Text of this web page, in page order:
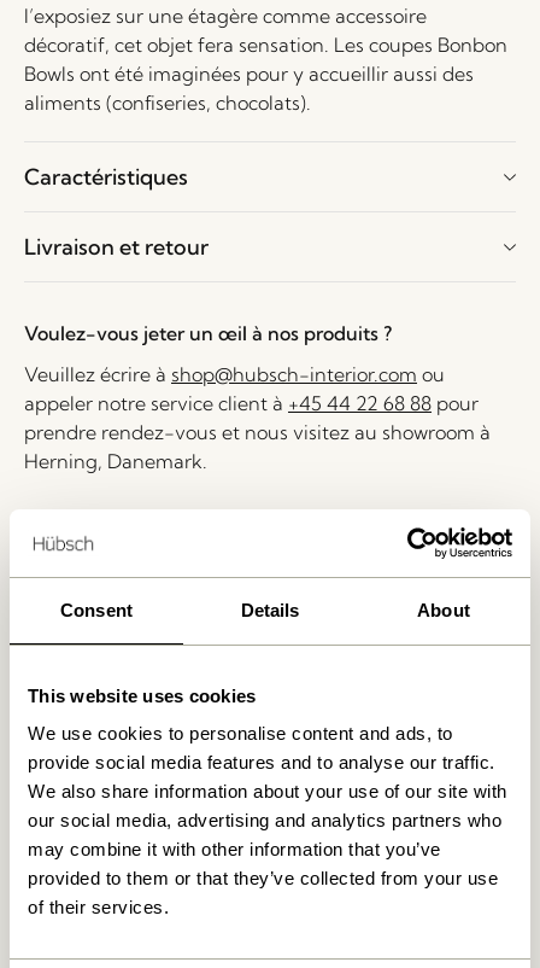
Consent Details About
This website uses cookies
We use cookies to personalise content and ads, to
provide social media features and to analyse our traffic.
We also share information about your use of our site with
our social media, advertising and analytics partners who
may combine it with other information that you’ve
provided to them or that they’ve collected from your use
of their services.
l’exposiez sur une étagère comme accessoire
décoratif, cet objet fera sensation. Les coupes Bonbon
Bowls ont été imaginées pour y accueillir aussi des
aliments (confiseries, chocolats).
Caractéristiques
Livraison et retour
Voulez-vous jeter un œil à nos produits ?
Veuillez écrire à shop@hubsch-interior.com ou
appeler notre service client à +45 44 22 68 88 pour
prendre rendez-vous et nous visitez au showroom à
Herning, Danemark.
Livraison 1-4 jours ouvrables
Produits similaires